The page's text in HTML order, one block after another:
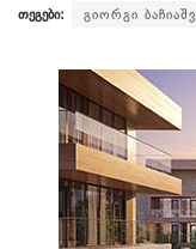
თეგები: გიორგი